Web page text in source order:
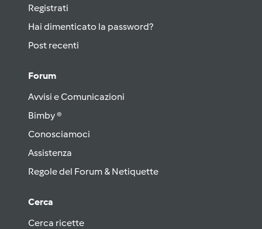
Registrati
Hai dimenticato la password?
Post recenti
Forum
Avvisi e Comunicazioni
Bimby ®
Conosciamoci
Assistenza
Regole del Forum & Netiquette
Cerca
Cerca ricette